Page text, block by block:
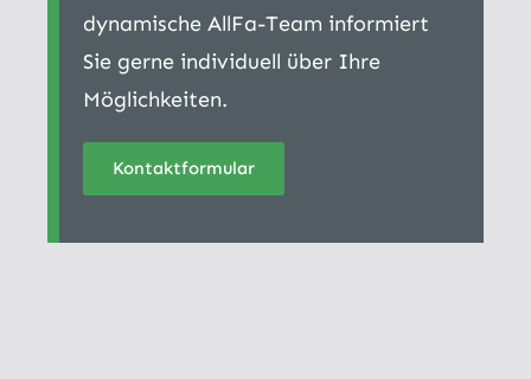
dynamische AllFa-Team informiert
Sie gerne individuell über Ihre
Möglichkeiten.
Kontaktformular